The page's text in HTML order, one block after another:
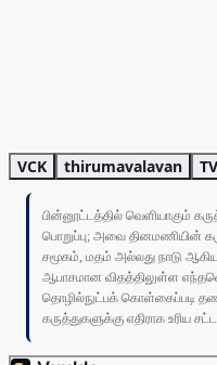
VCK thirumavalavan
பின்னூட்டத்தில் வெளியாகும்
பொறுப்பு; அவை தினமணியின்
சமூகம், மதம் அல்லது நாடு
ஆபாசமான விதத்திலுள்ள
தொழில்நுட்பக் கொள்கைப்படி
கருத்துகளுக்கு எதிராக உரிய